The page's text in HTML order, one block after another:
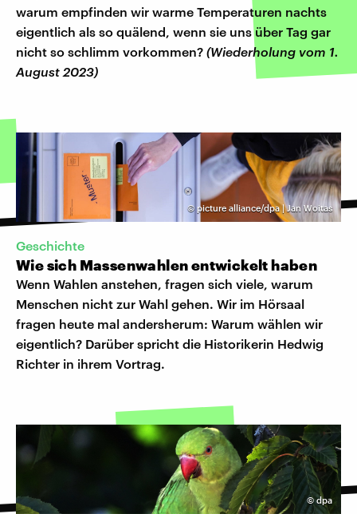
warum empfinden wir warme Temperaturen nachts
eigentlich als so quälend, wenn sie uns über Tag gar
nicht so schlimm vorkommen? (Wiederholung vom 1.
August 2023)
© picture alliance/dpa | Jan Woitas
Geschichte
Wie sich Massenwahlen entwickelt haben
Wenn Wahlen anstehen, fragen sich viele, warum
Menschen nicht zur Wahl gehen. Wir im Hörsaal
fragen heute mal andersherum: Warum wählen wir
eigentlich? Darüber spricht die Historikerin Hedwig
Richter in ihrem Vortrag.
©dpa